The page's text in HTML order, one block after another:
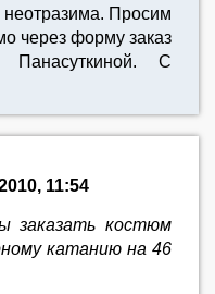
Просим
через форму заказ
С
11:54
заказать костюм
катанию на 46